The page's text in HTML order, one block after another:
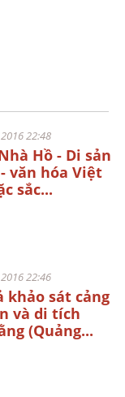
22:48
Hồ - Di sản
văn hóa Việt
sắc...
22:46
khảo sát cảng
và di tích
(Quảng...